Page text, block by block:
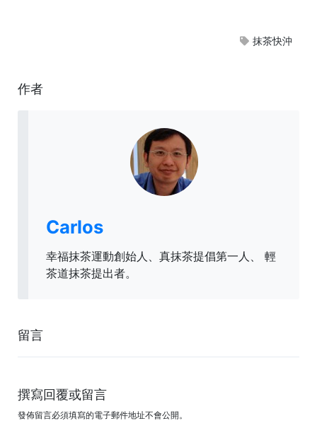
抹茶快沖
作者
Carlos
幸福抹茶運動創始人、真抹茶提倡第一人、 輕
茶道抹茶提出者。
留言
撰寫回覆或留言
發佈留言必須填寫的電子郵件地址不會公開。